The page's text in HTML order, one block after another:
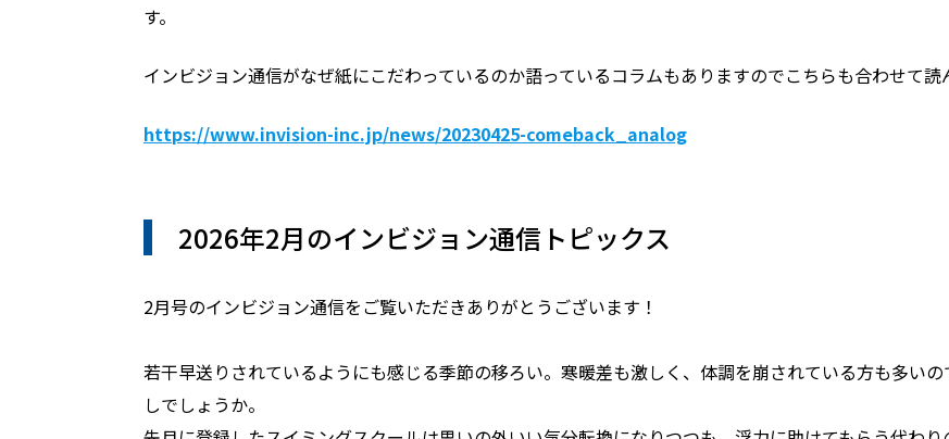
す。
インビジョン通信がなぜ紙にこだわっているのか語っているコラムもありますのでこちらも合わせて読
https://www.invision-inc.jp/news/20230425-comeback_analog
2026年2月のインビジョン通信トピックス
2月号のインビジョン通信をご覧いただきありがとうございます！
若干早送りされているようにも感じる季節の移ろい。寒暖差も激しく、体調を崩されている方も多い
しでしょうか。